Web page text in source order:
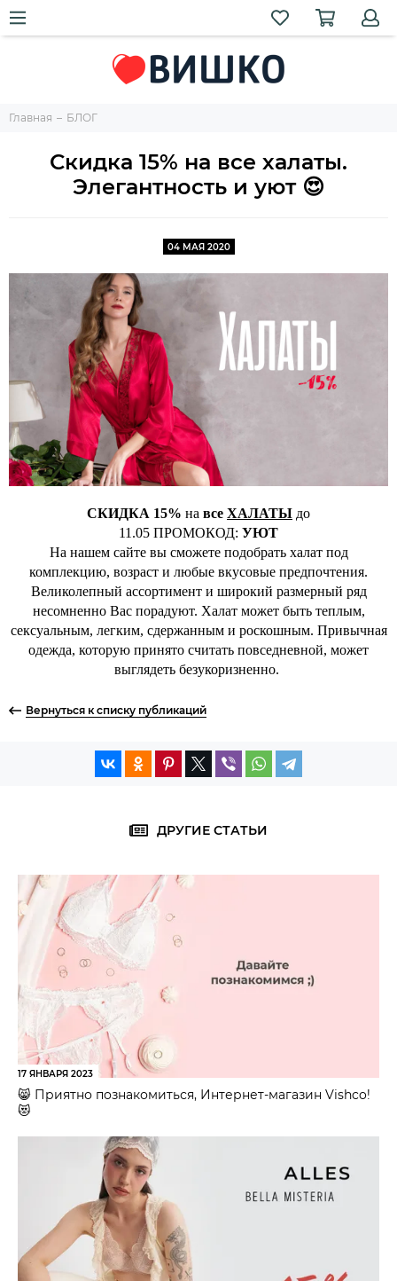
Главная БЛОГ
Скидка 15% на все халаты.
Элегантность и уют 😍
04 МАЯ 2020
СКИДКА 15% на все ХАЛАТЫ до
11.05 ПРОМОКОД: УЮТ
На нашем сайте вы сможете подобрать халат под
комплекцию, возраст и любые вкусовые предпочтения.
Великолепный ассортимент и широкий размерный ряд
несомненно Вас порадуют. Халат может быть теплым,
сексуальным, легким, сдержанным и роскошным. Привычная
одежда, которую принято считать повседневной, может
выглядеть безукоризненно.
Вернуться к списку публикаций
ДРУГИЕ СТАТЬИ
17 ЯНВАРЯ 2023
😸 Приятно познакомиться, Интернет-магазин Vishco!
😻